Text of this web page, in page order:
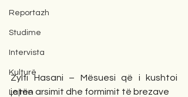
Reportazh
Studime
Intervista
Kulturë
Lajme
Zylfi Hasani – Mësuesi që i kushtoi
jetën arsimit dhe formimit të brezave